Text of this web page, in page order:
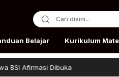
Belajar Kurikulum
Afirmasi Dibuka